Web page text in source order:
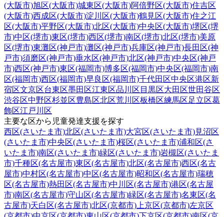
(大阪市)旭区(大阪市)城東区(大阪市)阿倍野区(大阪市)住吉区
(大阪市)西成区(大阪市)淀川区(大阪市)鶴見区(大阪市)住之江
区(大阪市)平野区(大阪市)北区(大阪市)中央区(大阪市)堺区(堺
市)中区(堺市)東区(堺市)西区(堺市)南区(堺市)北区(堺市)美原
区(堺市)東灘区(神戸市)灘区(神戸市)兵庫区(神戸市)長田区(神
戸市)須磨区(神戸市)垂水区(神戸市)北区(神戸市)中央区(神戸
市)西区(神戸市)東区(福岡市)博多区(福岡市)中央区(福岡市)南
区(福岡市)西区(福岡市)早良区(福岡市)千代田区中央区港区新
宿区文京区台東区墨田区江東区品川区 目黒区大田区世田谷区
渋谷区中野区杉並区豊島区北区荒川区板橋区練馬区足立区葛
飾区江戸川区
主要な区から児童発達支援を探す
西区(さいたま市)北区(さいたま市)大宮区(さいたま市)見沼区
(さいたま市)中央区(さいたま市)桜区(さいたま市)浦和区(さ
いたま市)南区(さいたま市)緑区(さいたま市)岩槻区(さいたま
市)千種区(名古屋市)東区(名古屋市)北区(名古屋市)西区(名古
屋市)中村区(名古屋市)中区(名古屋市)昭和区(名古屋市)瑞穂
区(名古屋市)熱田区(名古屋市)中川区(名古屋市)港区(名古屋
市)南区(名古屋市)守山区(名古屋市)緑区(名古屋市)名東区(名
古屋市)天白区(名古屋市)北区(京都市) 上京区(京都市)左京区